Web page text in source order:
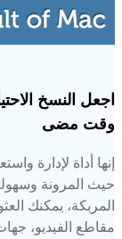
اجعل النسخ
وقت مضى
حيث المرونة
المربكة، يمكنك